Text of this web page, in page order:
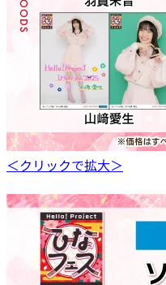
＜クリックで拡大＞